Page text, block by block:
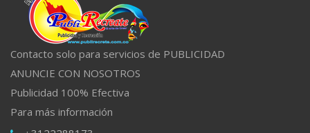
Contacto solo para servicios de PUBLICIDAD
ANUNCIE CON NOSOTROS
Publicidad 100% Efectiva
Para más información